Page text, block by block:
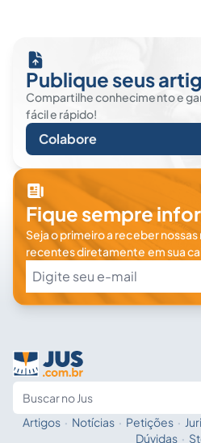
Publique seus
Compartilhe conhecimento e
fácil e rápido!
Colabore
Fique sempre
Seja o primeiro a receber
recentes diretamente em sua
Fale com
Artigos · Notícias · Petições ·
Dúvidas ·